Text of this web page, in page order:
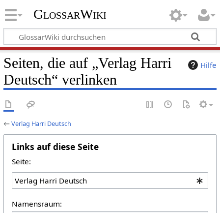
GlossarWiki
Hilfe
Seiten, die auf „Verlag Harri
Deutsch“ verlinken
←Verlag Harri Deutsch
Links auf diese Seite
Seite:
Namensraum: